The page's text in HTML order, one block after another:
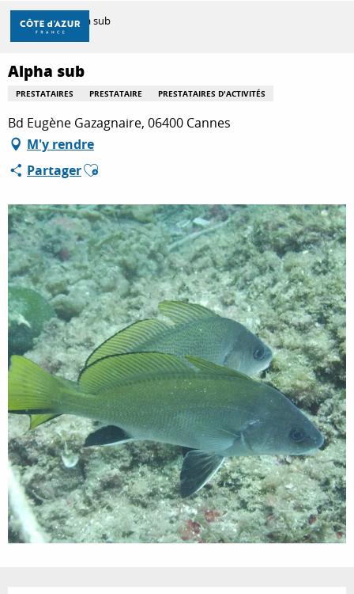
Aller
contenu
principal
DÉCOUVRIR
À FAIRE
SÉJOURNER
Accueil Alpha sub
Alpha sub
PRESTATAIRES PRESTATAIRE PRESTATAIRES D'ACTIVITÉS
Bd Eugène Gazagnaire, 06400 Cannes
M'y rendre
PartagerAjouter aux favoris